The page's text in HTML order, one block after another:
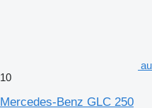
10
Mercedes-Benz GLC 250